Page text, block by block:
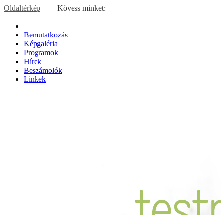
Oldaltérkép Kövess minket:
Bemutatkozás
Képgaléria
Programok
Hírek
Beszámolók
Linkek